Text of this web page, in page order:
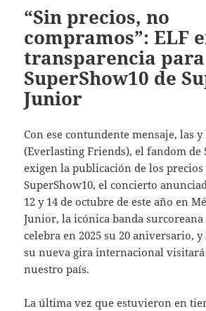
“Sin precios, no
compramos”: ELF
transparencia
SuperShow10 de
Junior
Con ese contundente mensaje, las y
(Everlasting Friends), el fandom de
exigen la publicación de los precios
SuperShow10, el concierto
12 y 14 de octubre de este año en
Junior, la icónica banda surcoreana
celebra en 2025 su 20 aniversario,
su nueva gira internacional
nuestro país.
La última vez que estuvieron en